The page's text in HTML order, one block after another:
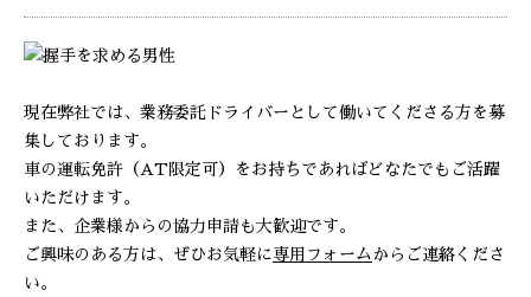
現在弊社では、業務委託ドライバーとして働いてくださる方を募
集しております。
車の運転免許（AT限定可）をお持ちであればどなたでもご活躍
いただけます。
また、企業様からの協力申請も大歓迎です。
ご興味のある方は、ぜひお気軽に専用フォーム からご連絡くださ
い。